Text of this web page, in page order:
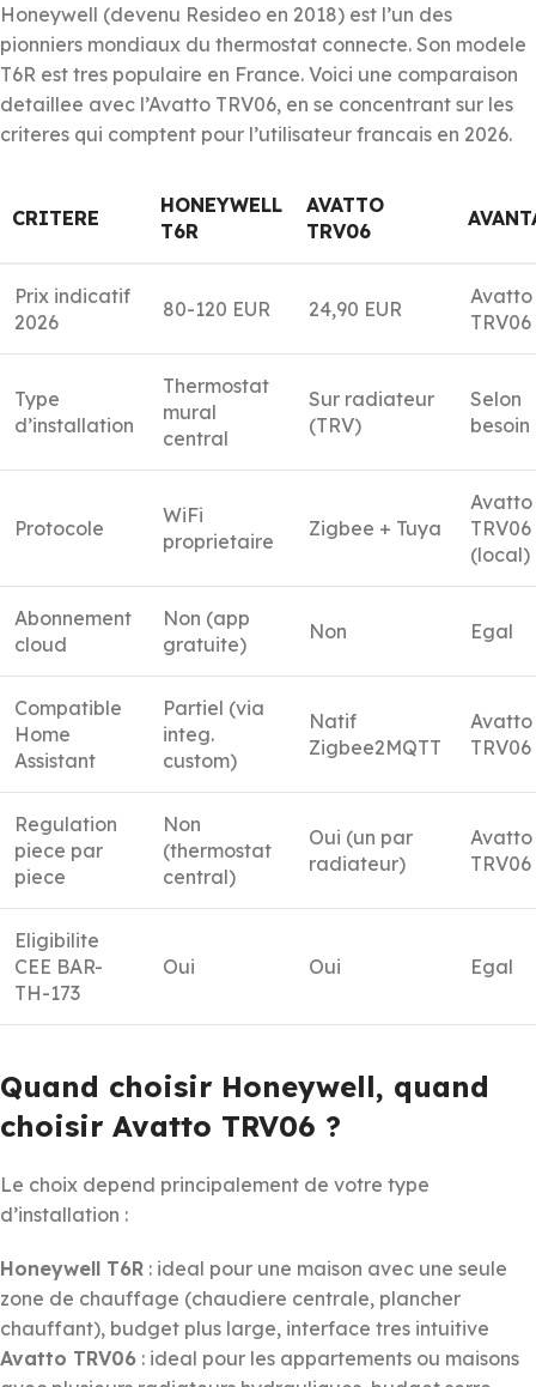
Honeywell (devenu Resideo en 2018) est l’un des
pionniers mondiaux du thermostat connecte. Son modele
T6R est tres populaire en France. Voici une comparaison
detaillee avec l’Avatto TRV06, en se concentrant sur les
criteres qui comptent pour l’utilisateur francais en 2026.
CRITERE
HONEYWELL
T6R
AVATTO
TRV06
Prix indicatif
2026
80-120 EUR 24,90 EUR
Avatto
TRV06
Type
d’installation
Thermostat
mural
central
Sur radiateur
(TRV)
Selon
besoin
Protocole
WiFi
proprietaire
Zigbee + Tuya
Avatto
TRV06
(local)
Abonnement
cloud
Non (app
gratuite)
Non Egal
Compatible
Home
Assistant
Partiel (via
integ.
custom)
Natif
Zigbee2MQTT
Avatto
TRV06
Regulation
piece par
piece
Non
(thermostat
central)
Oui (un par
radiateur)
Avatto
TRV06
Eligibilite
CEE BAR-
TH-173
Oui Oui Egal
Quand choisir Honeywell, quand
choisir Avatto TRV06 ?
Le choix depend principalement de votre type
d’installation :
Honeywell T6R : ideal pour une maison avec une seule
zone de chauffage (chaudiere centrale, plancher
chauffant), budget plus large, interface tres intuitive
Avatto TRV06 : ideal pour les appartements ou maisons